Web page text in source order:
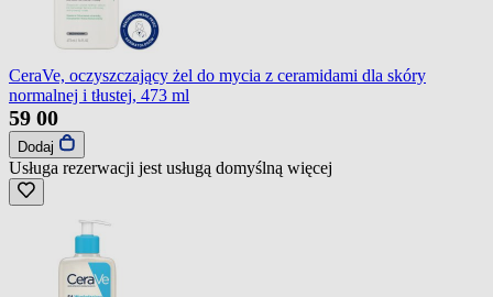
CeraVe, oczyszczający żel do mycia z ceramidami dla skóry
normalnej i tłustej, 473 ml
59 00
Dodaj
Usługa rezerwacji jest usługą domyślną więcej